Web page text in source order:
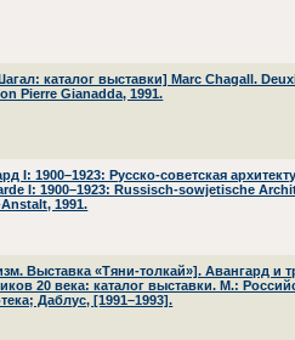
каталог выставки] Marc Chagall.
Pierre Gianadda, 1991.
I: 1900–1923: Русско-советская
I: 1900–1923: Russisch-sowjetische
1991.
Выставка «Тяни-толкай»]. Авангард и
20 века: каталог выставки. М.:
Даблус, [1991–1993].